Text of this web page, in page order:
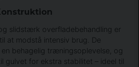
slidstærk overfladebehandling er
at modstå intensiv brug. De
behagelig træningsoplevelse, og
gulvet for ekstra stabilitet – ideel til